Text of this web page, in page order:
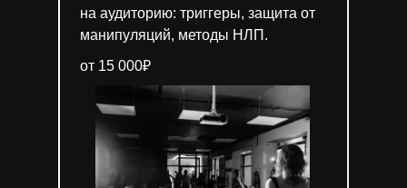
на аудиторию: триггеры, защита от
манипуляций, методы НЛП.
от 15 000₽